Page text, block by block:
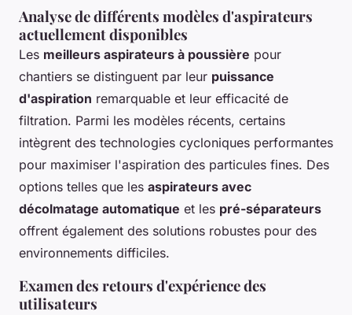
Analyse de différents modèles d'aspirateurs
actuellement disponibles
Les meilleurs aspirateurs à poussière pour
chantiers se distinguent par leur puissance
d'aspiration remarquable et leur efficacité de
filtration. Parmi les modèles récents, certains
intègrent des technologies cycloniques performantes
pour maximiser l'aspiration des particules fines. Des
options telles que les aspirateurs avec
décolmatage automatique et les pré-séparateurs
offrent également des solutions robustes pour des
environnements difficiles.
Examen des retours d'expérience des
utilisateurs